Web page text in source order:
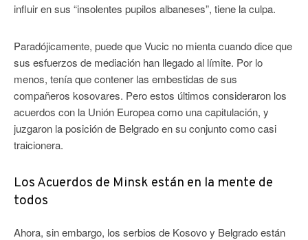
influir en sus “insolentes pupilos albaneses”, tiene la culpa.
Paradójicamente, puede que Vucic no mienta cuando dice que
sus esfuerzos de mediación han llegado al límite. Por lo
menos, tenía que contener las embestidas de sus
compañeros kosovares. Pero estos últimos consideraron los
acuerdos con la Unión Europea como una capitulación, y
juzgaron la posición de Belgrado en su conjunto como casi
traicionera.
Los Acuerdos de Minsk están en la mente de
todos
Ahora, sin embargo, los serbios de Kosovo y Belgrado están